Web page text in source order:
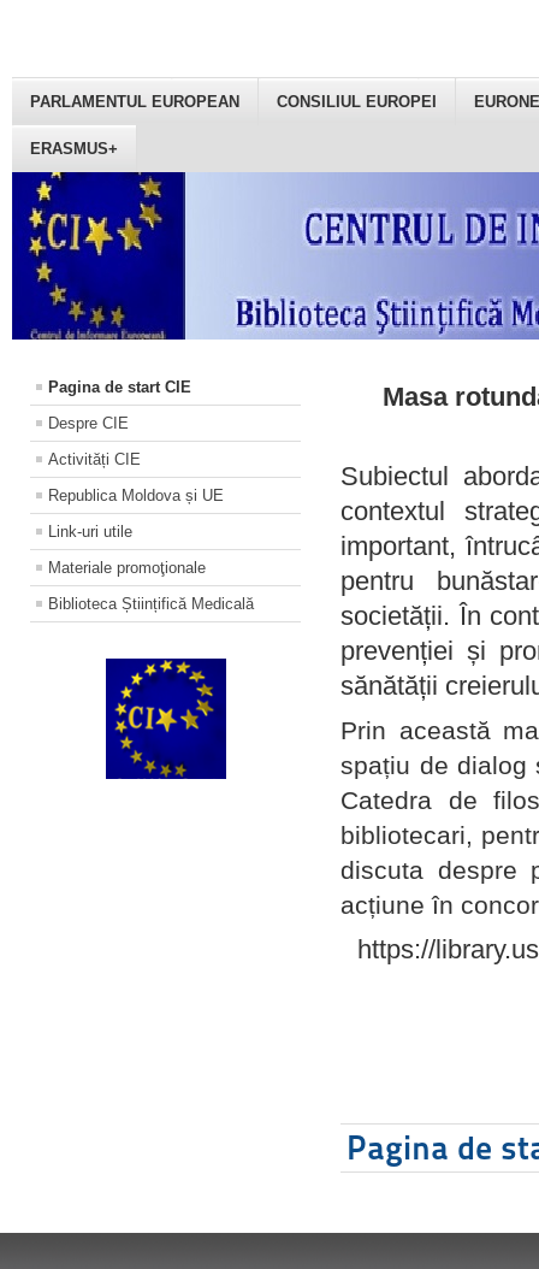
PARLAMENTUL EUROPEAN CONSILIUL EUROPEI
ERASMUS+
Pagina de start CIE
Despre CIE
Activități CIE
Republica Moldova și UE
Link-uri utile
Materiale promoţionale
Biblioteca Științifică Medicală
Masa
Subiectul
contextul
important,
pentru
societății. În
prevenției și
sănătății
Prin această
spațiu de dialog
Catedra de
bibliotecari,
discuta despre
acțiune în
https://
Pagina de